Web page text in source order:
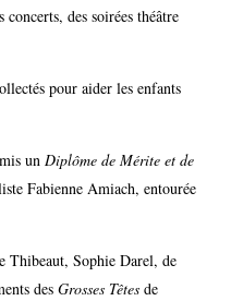
des soirées théâtre
pour aider les enfants
unDiplôme de Mérite et de
Fabienne Amiach, entourée
Thibeaut, Sophie Darel, de
desGrosses Têtes de